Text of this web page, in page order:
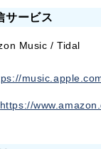
サービス
Music / Tidal
https://